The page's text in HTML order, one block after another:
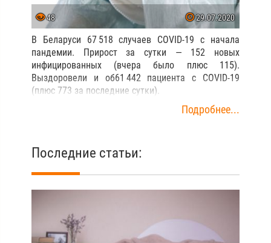
48 29.07.2020
В Беларуси 67 518 случаев COVID-19 с начала
пандемии. Прирост за сутки — 152 новых
инфицированных (вчера было плюс 115).
Выздоровели и об61 442 пациента с COVID-19
(плюс 773 за последние сутки).
Подробнее...
Последние статьи: